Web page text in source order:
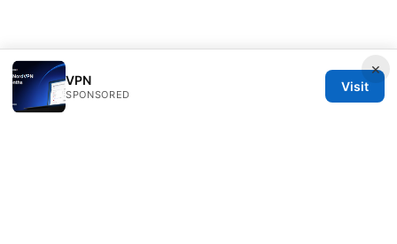
×
VPN
SPONSORED
Visit